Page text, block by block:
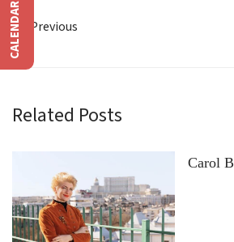
Previous
Related Posts
Carol
CALENDAR